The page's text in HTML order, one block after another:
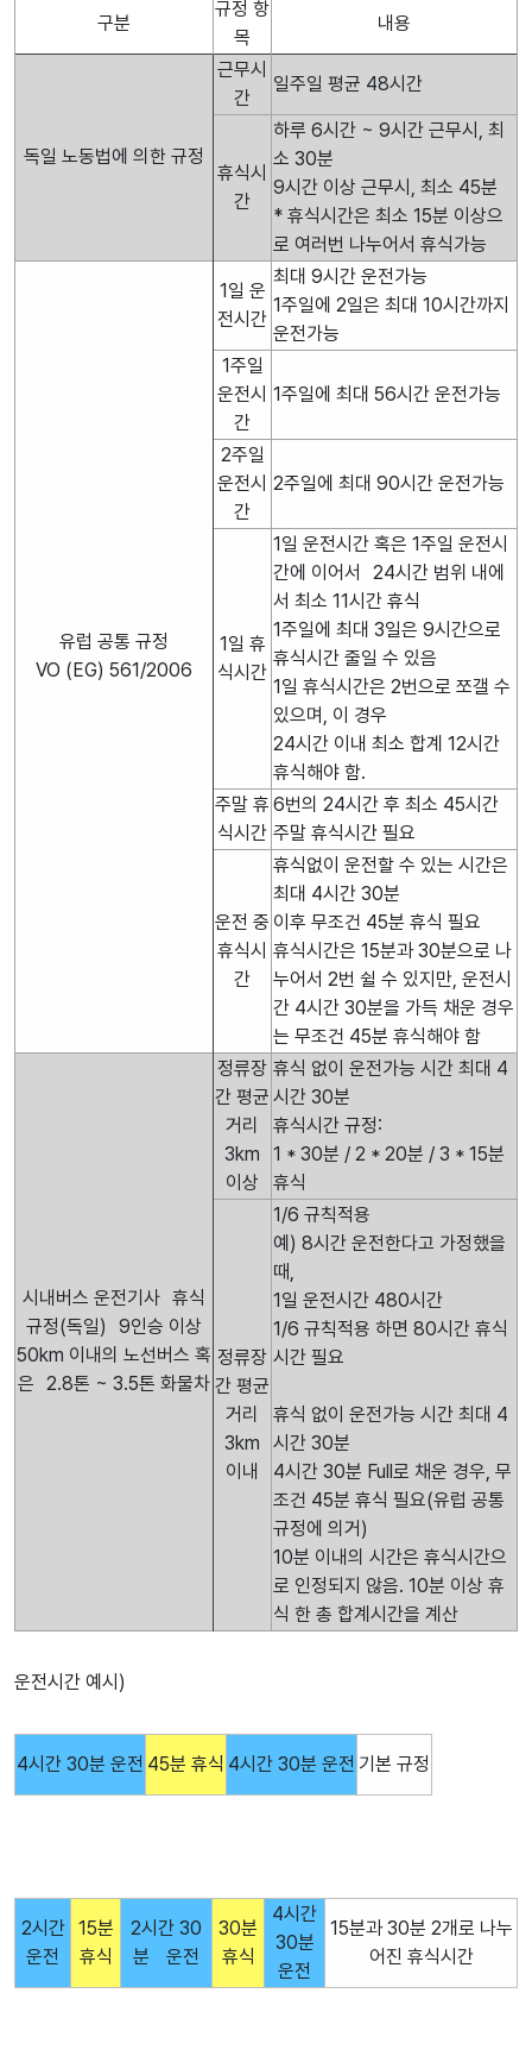
구분
규정 항
목
내용
독일 노동법에 의한 규정
근무시
간
일주일 평균 48시간
휴식시
간
하루 6시간 ~ 9시간 근무시, 최
소 30분
9시간 이상 근무시, 최소 45분
* 휴식시간은 최소 15분 이상으
로 여러번 나누어서 휴식가능
유럽 공통 규정
VO (EG) 561/2006
1일 운
전시간
최대 9시간 운전가능
1주일에 2일은 최대 10시간까지
운전가능
1주일
운전시
간
1주일에 최대 56시간 운전가능
2주일
운전시
간
2주일에 최대 90시간 운전가능
1일 휴
식시간
1일 운전시간 혹은 1주일 운전시
간에 이어서 24시간 범위 내에
서 최소 11시간 휴식
1주일에 최대 3일은 9시간으로
휴식시간 줄일 수 있음
1일 휴식시간은 2번으로 쪼갤 수
있으며, 이 경우
24시간 이내 최소 합계 12시간
휴식해야 함.
주말 휴
식시간
6번의 24시간 후 최소 45시간
주말 휴식시간 필요
운전 중
휴식시
간
휴식없이 운전할 수 있는 시간은
최대 4시간 30분
이후 무조건 45분 휴식 필요
휴식시간은 15분과 30분으로 나
누어서 2번 쉴 수 있지만, 운전시
간 4시간 30분을 가득 채운 경우
는 무조건 45분 휴식해야 함
시내버스 운전기사 휴식
규정(독일) 9인승 이상
50km 이내의 노선버스 혹
은 2.8톤 ~ 3.5톤 화물차
정류장
간 평균
거리
3km
이상
휴식 없이 운전가능 시간 최대 4
시간 30분
휴식시간 규정:
1 * 30분 / 2 * 20분 / 3 * 15분
휴식
정류장
간 평균
거리
3km
이내
1/6 규칙적용
예) 8시간 운전한다고 가정했을
때,
1일 운전시간 480시간
1/6 규칙적용 하면 80시간 휴식
시간 필요
휴식 없이 운전가능 시간 최대 4
시간 30분
4시간 30분 Full로 채운 경우, 무
조건 45분 휴식 필요(유럽 공통
규정에 의거)
10분 이내의 시간은 휴식시간으
로 인정되지 않음. 10분 이상 휴
식 한 총 합계시간을 계산
운전시간 예시)
4시간 30분 운전 45분 휴식 4시간 30분 운전 기본 규정
2시간
운전
15분
휴식
2시간 30
분 운전
30분
휴식
4시간
30분
운전
15분과 30분 2개로 나누
어진 휴식시간